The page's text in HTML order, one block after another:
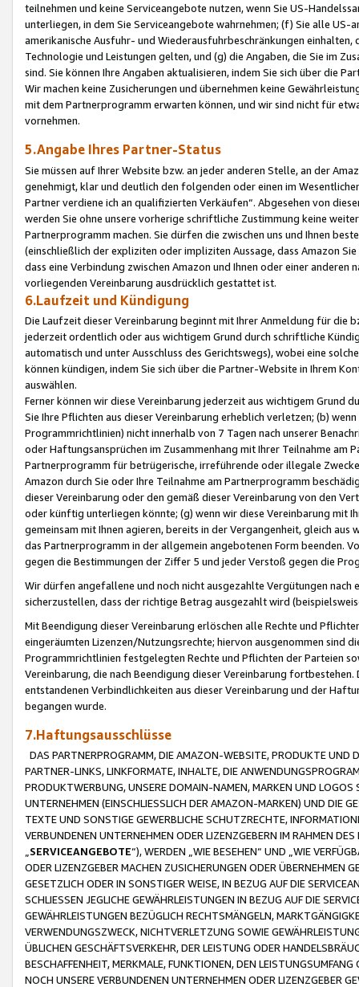
teilnehmen und keine Serviceangebote nutzen, wenn Sie US-
unterliegen, in dem Sie Serviceangebote wahrnehmen; (f) Sie alle
amerikanische Ausfuhr- und Wiederausfuhrbeschränkungen
Technologie und Leistungen gelten, und (g) die Angaben, die Sie im
sind. Sie können Ihre Angaben aktualisieren, indem Sie sich über die
Wir machen keine Zusicherungen und übernehmen keine
mit dem Partnerprogramm erwarten können, und wir sind nicht für
vornehmen.
5.Angabe Ihres Partner-Status
Sie müssen auf Ihrer Website bzw. an jeder anderen Stelle, an der
genehmigt, klar und deutlich den folgenden oder einen im
Partner verdiene ich an qualifizierten Verkäufen“. Abgesehen von
werden Sie ohne unsere vorherige schriftliche Zustimmung keine
Partnerprogramm machen. Sie dürfen die zwischen uns und Ihnen
(einschließlich der expliziten oder impliziten Aussage, dass Amazon
dass eine Verbindung zwischen Amazon und Ihnen oder einer
vorliegenden Vereinbarung ausdrücklich gestattet ist.
6.Laufzeit und Kündigung
Die Laufzeit dieser Vereinbarung beginnt mit Ihrer Anmeldung für die
jederzeit ordentlich oder aus wichtigem Grund durch schriftliche
automatisch und unter Ausschluss des Gerichtswegs), wobei eine
können kündigen, indem Sie sich über die Partner-Website in Ihrem
auswählen.
Ferner können wir diese Vereinbarung jederzeit aus wichtigem Grund
Sie Ihre Pflichten aus dieser Vereinbarung erheblich verletzen; (b)
Programmrichtlinien) nicht innerhalb von 7 Tagen nach unserer
oder Haftungsansprüchen im Zusammenhang mit Ihrer Teilnahme am
Partnerprogramm für betrügerische, irreführende oder illegale
Amazon durch Sie oder Ihre Teilnahme am Partnerprogramm
dieser Vereinbarung oder den gemäß dieser Vereinbarung von den
oder künftig unterliegen könnte; (g) wenn wir diese Vereinbarung mit
gemeinsam mit Ihnen agieren, bereits in der Vergangenheit, gleich
das Partnerprogramm in der allgemein angebotenen Form beenden.
gegen die Bestimmungen der Ziffer 5 und jeder Verstoß gegen die
Wir dürfen angefallene und noch nicht ausgezahlte Vergütungen
sicherzustellen, dass der richtige Betrag ausgezahlt wird
Mit Beendigung dieser Vereinbarung erlöschen alle Rechte und
eingeräumten Lizenzen/Nutzungsrechte; hiervon ausgenommen sind
Programmrichtlinien festgelegten Rechte und Pflichten der Parteien
Vereinbarung, die nach Beendigung dieser Vereinbarung
entstandenen Verbindlichkeiten aus dieser Vereinbarung und der
begangen wurde.
7.Haftungsausschlüsse
DAS PARTNERPROGRAMM, DIE AMAZON-WEBSITE, PRODUKTE UND
PARTNER-LINKS, LINKFORMATE, INHALTE, DIE
PRODUKTWERBUNG, UNSERE DOMAIN-NAMEN, MARKEN UND
UNTERNEHMEN (EINSCHLIESSLICH DER AMAZON-MARKEN) UND DIE
TEXTE UND SONSTIGE GEWERBLICHE SCHUTZRECHTE,
VERBUNDENEN UNTERNEHMEN ODER LIZENZGEBERN IM RAHMEN
SERVICEANGEBOTE“), WERDEN „WIE BESEHEN“ UND „WIE
ODER LIZENZGEBER MACHEN ZUSICHERUNGEN ODER ÜBERNEHMEN
GESETZLICH ODER IN SONSTIGER WEISE, IN BEZUG AUF DIE
SCHLIESSEN JEGLICHE GEWÄHRLEISTUNGEN IN BEZUG AUF DIE
GEWÄHRLEISTUNGEN BEZÜGLICH RECHTSMÄNGELN,
VERWENDUNGSZWECK, NICHTVERLETZUNG SOWIE
ÜBLICHEN GESCHÄFTSVERKEHR, DER LEISTUNG ODER
BESCHAFFENHEIT, MERKMALE, FUNKTIONEN, DEN
NOCH UNSERE VERBUNDENEN UNTERNEHMEN ODER LIZENZGEBER